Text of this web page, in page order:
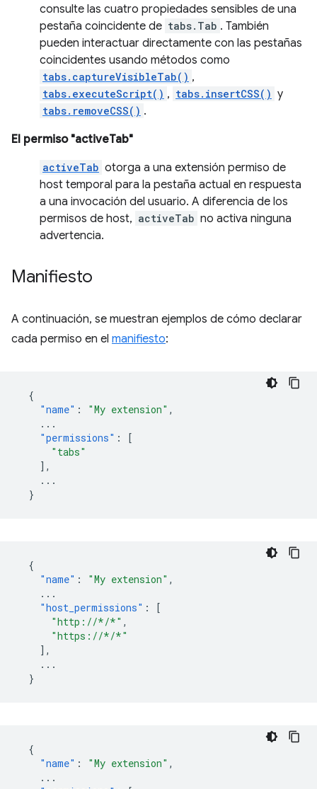
consulte las cuatro propiedades sensibles de una
pestaña coincidente de tabs.Tab . También
pueden interactuar directamente con las pestañas
coincidentes usando métodos como
tabs.captureVisibleTab() ,
tabs.executeScript() , tabs.insertCSS() y
tabs.removeCSS() .
El permiso "activeTab"
activeTab otorga a una extensión permiso de
host temporal para la pestaña actual en respuesta
a una invocación del usuario. A diferencia de los
permisos de host, activeTab no activa ninguna
advertencia.
Manifiesto
A continuación, se muestran ejemplos de cómo declarar
cada permiso en el manifiesto:
{
"name" : "My extension" ,
...
"permissions" :
[
"tabs"
],
...
}
{
"name" : "My extension" ,
...
"host_permissions" :
[
"http://*/*" ,
"https://*/*"
],
...
}
{
"name" : "My extension" ,
...